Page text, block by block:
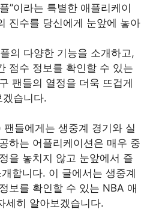
”이라는 특별한 애플리케이
진수를 당신에게 눈앞에 놓아
의 다양한 기능을 소개하고,
점수 정보를 확인할 수 있는
팬들의 열정을 더욱 뜨겁게
습니다.
들에게는 생중계 경기와 실
하는 어플리케이션은 매우 중
을 놓치지 않고 눈앞에서 즐
합니다. 이 글에서는 생중계
보를 확인할 수 있는 NBA 애
세히 알아보겠습니다.